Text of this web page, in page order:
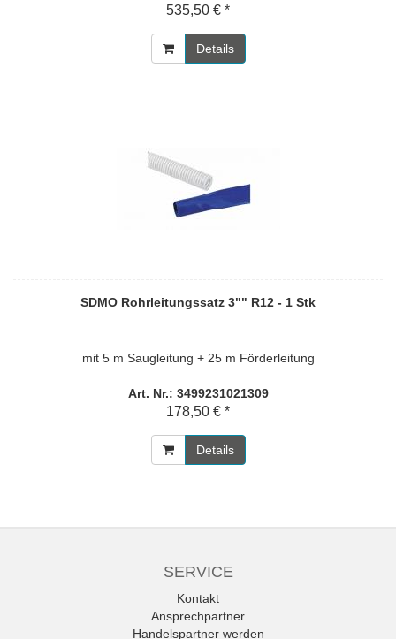
535,50 € *
Details
SDMO Rohrleitungssatz 3"" R12 - 1 Stk
mit 5 m Saugleitung + 25 m Förderleitung
Art. Nr.: 3499231021309
178,50 € *
Details
SERVICE
Kontakt
Ansprechpartner
Handelspartner werden